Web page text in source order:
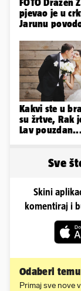
FOTO Dražen
pjevao je u
Jarunu
nastup
Kakvi ste u
su žrtve, Rak
Lav
Sve
Skini
komentiraj i
Odaberi
Primaj sve nove